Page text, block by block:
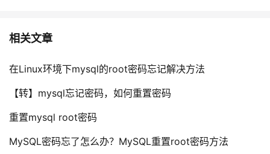
相关文章
在Linux环境下mysql的root密码忘记解决方法
【转】mysql忘记密码，如何重置密码
重置mysql root密码
MySQL密码忘了怎么办？MySQL重置root密码方法